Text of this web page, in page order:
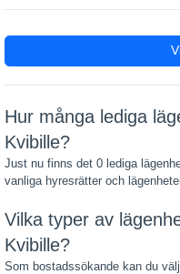
Hur många lediga
Kvibille?
Just nu finns det 0 lediga
vanliga hyresrätter och
Vilka typer av
Kvibille?
Som bostadssökande kan du